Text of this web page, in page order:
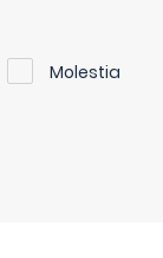
Molestia